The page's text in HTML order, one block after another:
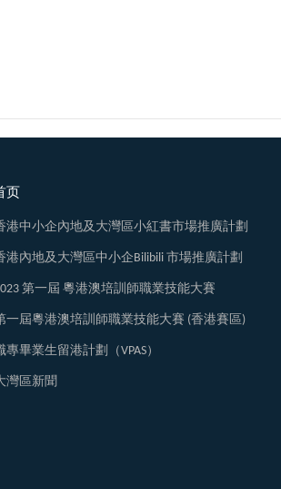
页
港中小企內地及大灣區小紅書市場推廣計劃
港內地及大灣區中小企Bilibili 市場推廣計劃
第一屆 粵港澳培訓師職業技能大賽
一屆粵港澳培訓師職業技能大賽 (香港賽區)
專畢業生留港計劃（VPAS）
灣區新聞